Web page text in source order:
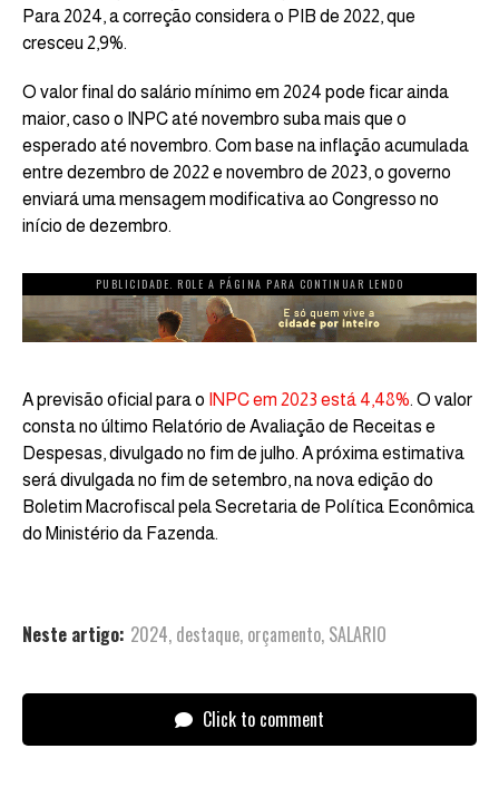
Para 2024, a correção considera o PIB de 2022, que
cresceu 2,9%.
O valor final do salário mínimo em 2024 pode ficar ainda
maior, caso o INPC até novembro suba mais que o
esperado até novembro. Com base na inflação acumulada
entre dezembro de 2022 e novembro de 2023, o governo
enviará uma mensagem modificativa ao Congresso no
início de dezembro.
PUBLICIDADE. ROLE A PÁGINA PARA CONTINUAR LENDO
A previsão oficial para o INPC em 2023 está 4,48%. O valor
consta no último Relatório de Avaliação de Receitas e
Despesas, divulgado no fim de julho. A próxima estimativa
será divulgada no fim de setembro, na nova edição do
Boletim Macrofiscal pela Secretaria de Política Econômica
do Ministério da Fazenda.
Neste artigo: 2024, destaque, orçamento, SALARIO
Click to comment